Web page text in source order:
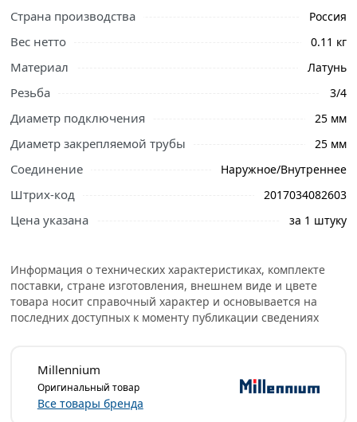
Ознакомьтесь с подробными характеристиками,
описанием и отзывами о товаре, чтобы сделать
правильный выбор и заказать онлайн. Наши
свяжутся с Вами для согласования условий доставки
или самовывоза.
Условия доставки и цены на товар Тройник переходной
области.
Страна производства Россия
Вес нетто 0.11 кг
Материал Латунь
Резьба 3/4
Диаметр подключения 25 мм
Диаметр закрепляемой трубы 25 мм
Соединение Наружное/Внутреннее
Штрих-код 2017034082603
Цена указана за 1 штуку
Информация о технических характеристиках, комплекте
поставки, стране изготовления, внешнем виде и цвете
товара носит справочный характер и основывается на
последних доступных к моменту публикации сведениях
Millennium
Оригинальный товар
Все товары бренда